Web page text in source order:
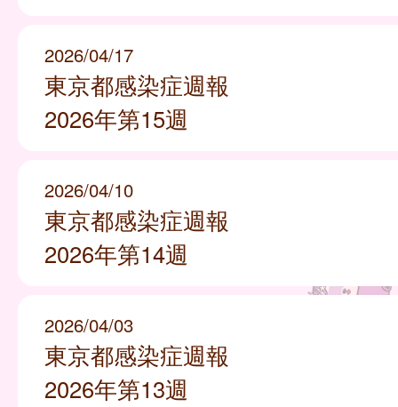
2026/04/17
東京都感染症週報
2026年第15週
2026/04/10
東京都感染症週報
2026年第14週
2026/04/03
東京都感染症週報
2026年第13週